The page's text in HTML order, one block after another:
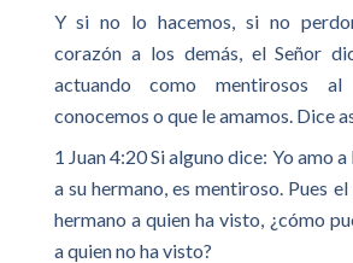
Y si no lo hacemos, si no
corazón a los demás, el Señor
actuando como mentirosos
conocemos o que le amamos. Dice
1 Juan 4:20 Si alguno dice: Yo amo
a su hermano, es mentiroso. Pues
hermano a quien ha visto, ¿cómo
a quien no ha visto?